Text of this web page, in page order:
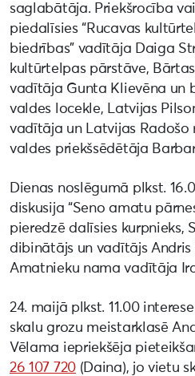
saglabātāja. Priekšrocība
piedalīsies “Rucavas
biedrības” vadītāja Daiga
kultūrtelpas pārstāve,
vadītāja Gunta Klievēna un
valdes locekle, Latvijas
vadītāja un Latvijas Radošo
valdes priekšsēdētāja
Dienas noslēgumā plkst.
diskusija “Seno amatu
pieredzē dalīsies kurpnieks,
dibinātājs un vadītājs Andris
Amatnieku nama vadītāja
24. maijā plkst. 11.00
skalu grozu meistarklasē
Vēlama iepriekšēja
26 107 720(Daina), jo vietu